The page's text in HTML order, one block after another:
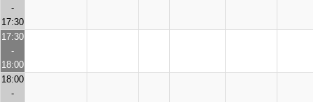
-
17:30
17:30
-
18:00
18:00
-